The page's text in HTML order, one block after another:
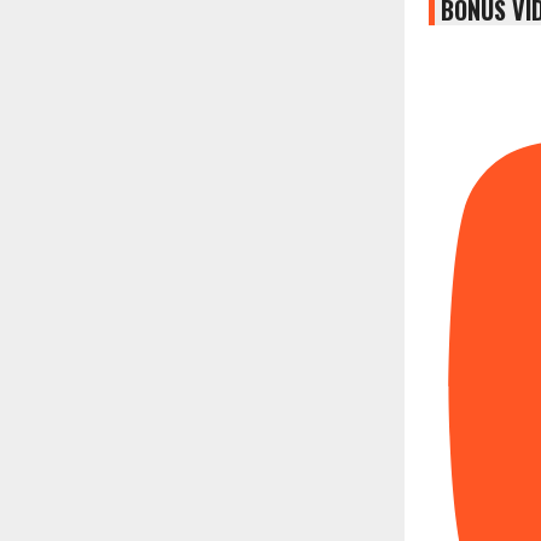
BONUS